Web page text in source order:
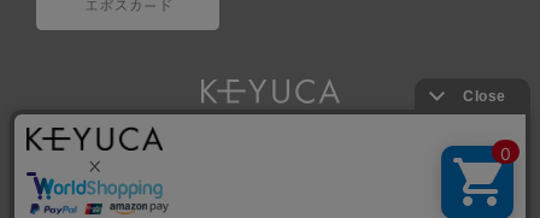
用するための簡易的な会員登録（以下「仮登録」といいま
6.仮登録をすることで、第9条のポイント付与を受けるこ
とができます。
7.仮登録状態はポイントの利用は行えず、第3条1項の通り
に登録完了することでポイント利用が行えるようになりま
す。
Copyright © KAWAJUN Co., Ltd. All Rights Reserved.